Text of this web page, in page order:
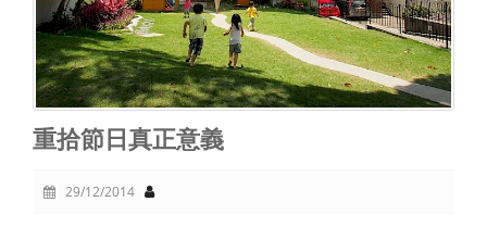
重拾節日真正意義
29/12/2014